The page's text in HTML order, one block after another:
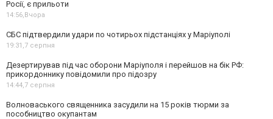
Росії, є прильоти
14:56,Вчора
СБС підтвердили удари по чотирьох підстанціях у Маріуполі
19:31,7 серпня
Дезертирував під час оборони Маріуполя і перейшов на бік РФ:
прикордоннику повідомили про підозру
14:44,7 серпня
Волноваського священника засудили на 15 років тюрми за
пособництво окупантам